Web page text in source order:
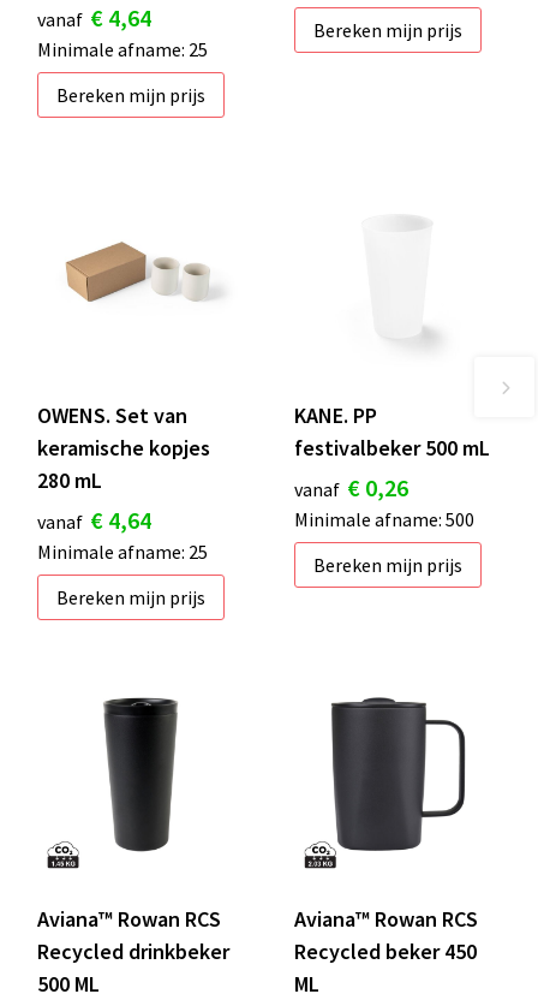
vanaf € 4,64
Minimale afname: 25
Bereken mijn prijs
Bereken mijn prijs
OWENS. Set van
keramische kopjes
280 mL
vanaf € 4,64
Minimale afname: 25
Bereken mijn prijs
KANE. PP
festivalbeker 500 mL
vanaf € 0,26
Minimale afname: 500
Bereken mijn prijs
Aviana™ Rowan RCS
Recycled drinkbeker
500 ML
Aviana™ Rowan RCS
Recycled beker 450
ML